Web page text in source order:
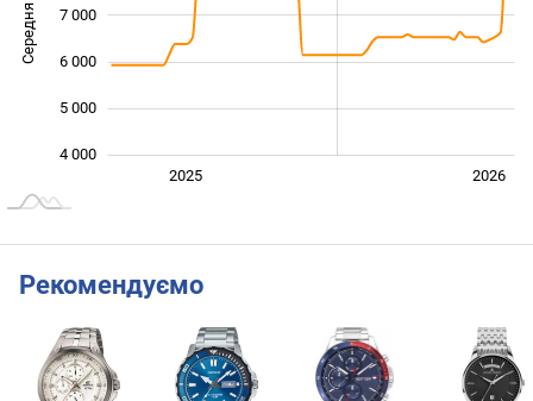
10 000
4 000
5 000
6 000
7 000
2026
2025
Рекомендуємо